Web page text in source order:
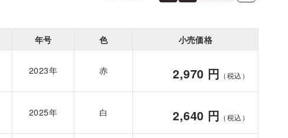
年号 色 小売価格
2023年 赤 2,970 円 （税込）
2025年 白 2,640 円 （税込）